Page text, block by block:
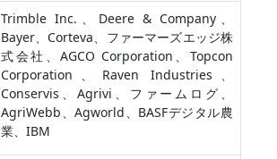
Trimble Inc.、Deere & Company、
Bayer、Corteva、ファーマーズエッジ株
式会社、AGCO Corporation、Topcon
Corporation、Raven Industries、
Conservis、Agrivi、ファームログ、
AgriWebb、Agworld、BASFデジタル農
業、IBM